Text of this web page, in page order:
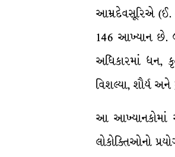
આમ્રદેવસૂરિએ (ઈ.
146 આખ્યાન છે.
અધિકારમાં ધન,
વિશલ્યા, શૌર્ય
આ આખ્યાનકોમાં
લોકોક્તિઓનો